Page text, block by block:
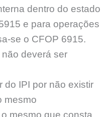
dentro do estado
e para operações
se o CFOP 6915.
deverá ser
do IPI por não existir
mesmo